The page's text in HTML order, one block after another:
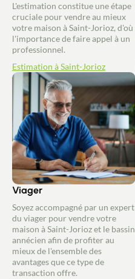
L'estimation constitue une étape
cruciale pour vendre au mieux
votre maison à Saint-Jorioz, d'où
l'importance de faire appel à un
professionnel.
Estimation à Saint-Jorioz
Viager
Soyez accompagné par un expert
du viager pour vendre votre
maison à Saint-Jorioz et le bassin
annécien afin de profiter au
mieux de l'ensemble des
avantages que ce type de
transaction offre.